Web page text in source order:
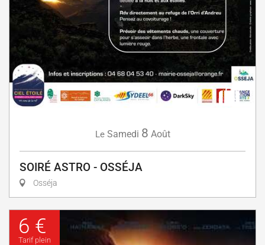
Le Samedi 8 Août
SOIRÉ ASTRO - OSSÉJA
Osséja
6 €
Tarif plein